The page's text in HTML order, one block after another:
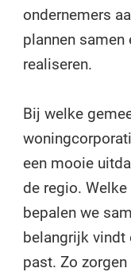
ondernemers
plannen samen
realiseren.
Bij welke
een mooie
de regio.
bepalen we
belangrijk vindt
past. Zo